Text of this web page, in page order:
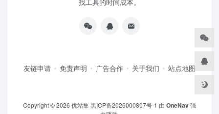
找工具的时间成本。
友链申请 免责声明 广告合作 关于我们 站点地图
Copyright © 2026 优站集黑ICP备2026000807号-1 由 OneNav强